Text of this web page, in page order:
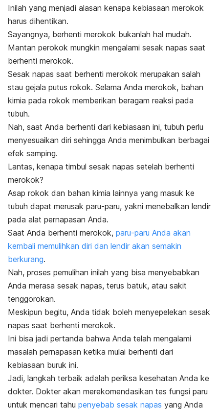
Inilah yang menjadi alasan kenapa kebiasaan merokok
harus dihentikan.
Sayangnya, berhenti merokok bukanlah hal mudah.
Mantan perokok mungkin mengalami sesak napas saat
berhenti merokok.
Sesak napas saat berhenti merokok merupakan salah
stau gejala putus rokok. Selama Anda merokok, bahan
kimia pada rokok memberikan beragam reaksi pada
tubuh.
Nah, saat Anda berhenti dari kebiasaan ini, tubuh perlu
menyesuaikan diri sehingga Anda menimbulkan berbagai
efek samping.
Lantas, kenapa timbul sesak napas setelah berhenti
merokok?
Asap rokok dan bahan kimia lainnya yang masuk ke
tubuh dapat merusak paru-paru, yakni menebalkan lendir
pada alat pernapasan Anda.
Saat Anda berhenti merokok, paru-paru Anda akan
kembali memulihkan diri dan lendir akan semakin
berkurang.
Nah, proses pemulihan inilah yang bisa menyebabkan
Anda merasa sesak napas, terus batuk, atau sakit
tenggorokan.
Meskipun begitu, Anda tidak boleh menyepelekan sesak
napas saat berhenti merokok.
Ini bisa jadi pertanda bahwa Anda telah mengalami
masalah pernapasan ketika mulai berhenti dari
kebiasaan buruk ini.
Jadi, langkah terbaik adalah periksa kesehatan Anda ke
dokter. Dokter akan merekomendasikan tes fungsi paru
untuk mencari tahu penyebab sesak napas yang Anda